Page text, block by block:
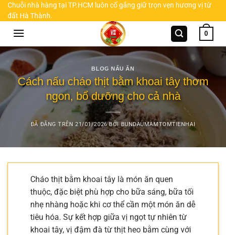
Chuyển
đến
Chuỗi nhà hàng tại TP.HCM luôn cố gắng giữ trọn vẹn hương vị từ
đất Hà Thành.
0
BLOG NẤU ĂN
Cách nấu cháo thịt bằm khoai tây thơm
ngon, bổ dưỡng cho cả nhà
ĐÃ ĐĂNG TRÊN21/01/2026 BỞI BUNDAUMAMTOMTIENHAI
Cháo thịt bằm khoai tây là món ăn quen
thuộc, đặc biệt phù hợp cho bữa sáng, bữa tối
nhẹ nhàng hoặc khi cơ thể cần một món ăn dễ
tiêu hóa. Sự kết hợp giữa vị ngọt tự nhiên từ
khoai tây, vị đậm đà từ thịt heo bằm cùng với